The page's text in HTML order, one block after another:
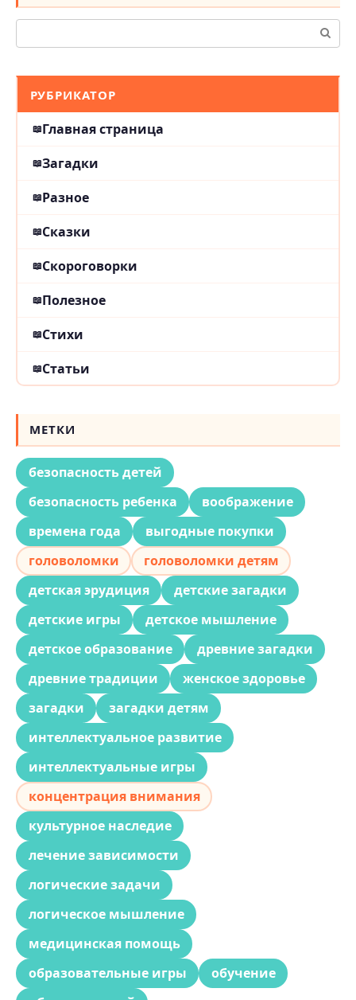
Поиск:
РУБРИКАТОР
Главная страница
Загадки
Разное
Сказки
Скороговорки
Полезное
Стихи
Статьи
МЕТКИ
безопасность детей
безопасность ребенка
воображение
времена года
выгодные покупки
головоломки
головоломки детям
детская эрудиция
детские загадки
детские игры
детское мышление
детское образование
древние загадки
древние традиции
женское здоровье
загадки
загадки детям
интеллектуальное развитие
интеллектуальные игры
концентрация внимания
культурное наследие
лечение зависимости
логические задачи
логическое мышление
медицинская помощь
образовательные игры
обучение